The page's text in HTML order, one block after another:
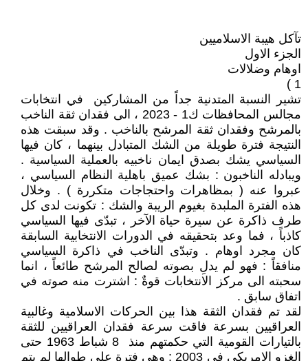
1 )
‎تشير النسبة المتدنية جداً من المشاركين في انتخابات
مجالس المحافظات ك1 - 2023 ، الى فقدان ثقة الناخب
بالمرشح وفقدان ثقة المرشح بالناخب . وقد سبقت هذه
النتيجة فترة طويلة من الشك المتبادل بينهما ، كان فيها
السياسي يشك بصدق ايمان ناخبيه بالعملية السياسية .
ويبادله الناخبون : بشك عميق باهلية النظام السياسي ،
عبروا عنه ( بمظاهرات واحتجاجات متكررة ) . وخلال
هذه الفترة الملبدة بغيوم الريبة والشك : تكونت لدى كل
طرف ذاكرة عن سيرة حياة الآخر ، تبدّى فيها السياسي
كاذباً ، فما وعد بتحقيقه في الدورات الانتخابية السابقة
كان مجرد اوهام . وتبدّى الناخب في ذاكرة السياسي
منافقاً : فهو لم يدلِ بصوته لصالح المرشح طائعاً ، انما
سحبته الى مركز الانتخابات قوةٌ : اشترت منه صوته في
اتفاق سابق .
‎لقد تم فقدان الثقة هذا بين الحركات الاسلامية وغالبية
العراقيين بسرعة فاقت سرعة فقدان العراقيين للثقة
بالتيارات القومية التي حكمتهم منذ 8 شباط 1963 حتى
الغزو الامريكي في 2003 : وهي فترة على طوالها لم يتم